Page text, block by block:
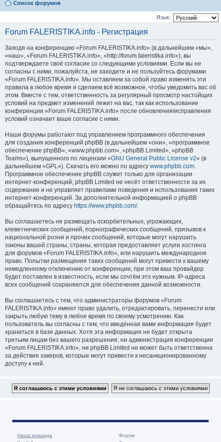
Список форумов
Язык:
Forum FALERISTIKA.info - Регистрация
Заходя на конференцию «Forum FALERISTIKA.info» (в дальнейшем «мы»,
«наш», «Forum FALERISTIKA.info», «http://forum.faleristika.info»), вы
подтверждаете своё согласие со следующими условиями. Если вы не
согласны с ними, пожалуйста, не заходите и не пользуйтесь форумами
«Forum FALERISTIKA.info». Мы оставляем за собой право изменять эти
правила в любое время и сделаем всё возможное, чтобы уведомить вас об
этом. Вместе с тем, ответственность за регулярный просмотр настойщих
условий на предмет изменений лежит на вас, так как использование
конференции «Forum FALERISTIKA.info» после обновления/исправления
условий означает ваше согласие с ними.
Наши форумы работают под управлением программного обеспечения
для создания конференций phpBB (в дальнейшем «они», «программное
обеспечение phpBB», «www.phpbb.com», «phpBB Limited», «phpBB
Teams»), выпущенного по лицензии «GNU General Public License v2» (в
дальнейшем «GPL»). Скачать его можно по адресу www.phpbb.com.
Программное обеспечение phpBB служит только для организации
интернет-конференций; phpBB Limited не несёт ответственности за их
содержание и не управляет правилами поведения и использования таких
интернет-конференций. За дополнительной информацией о phpBB
обращайтесь по адресу https://www.phpbb.com/.
Вы соглашаетесь не размещать оскорбительных, угрожающих,
клеветнических сообщений, порнографических сообщений, призывов к
национальной розни и прочих сообщений, которые могут нарушить
законы вашей страны, страны, которая предоставляет услуги хостинга
для форумов «Forum FALERISTIKA.info», или нарушить международное
право. Попытки размещения таких сообщений могут привести к вашему
немедленному отключению от конференции, при этом ваш провайдер
будет поставлен в известность, если мы сочтём это нужным. IP-адреса
всех сообщений сохраняются для обеспечения данной возможности.
Вы соглашаетесь с тем, что администраторы форумов «Forum
FALERISTIKA.info» имеют право удалить, отредактировать, перенести или
закрыть любую тему в любое время по своему усмотрению. Как
пользователь вы согласны с тем, что введённая вами информация будет
храниться в базе данных. Хотя эта информация не будет открыта
третьим лицам без вашего разрешения, ни администрация конференции
«Forum FALERISTIKA.info», ни phpBB Limited не может быть ответственна
за действия хакеров, которые могут привести к несанкционированному
доступу к ней.
Наша команда
Форум